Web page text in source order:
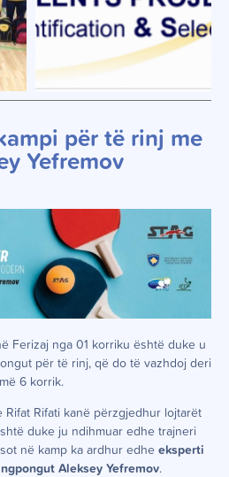
për të rinj me
Yefremov
Ferizaj nga 01 korriku është duke u
për të rinj, që do të vazhdoj deri
më 6 korrik.
Rifat Rifati kanë përzgjedhur lojtarët
duke ju ndihmuar edhe trajneri
në kamp ka ardhur edhe eksperti
Aleksey Yefremov.